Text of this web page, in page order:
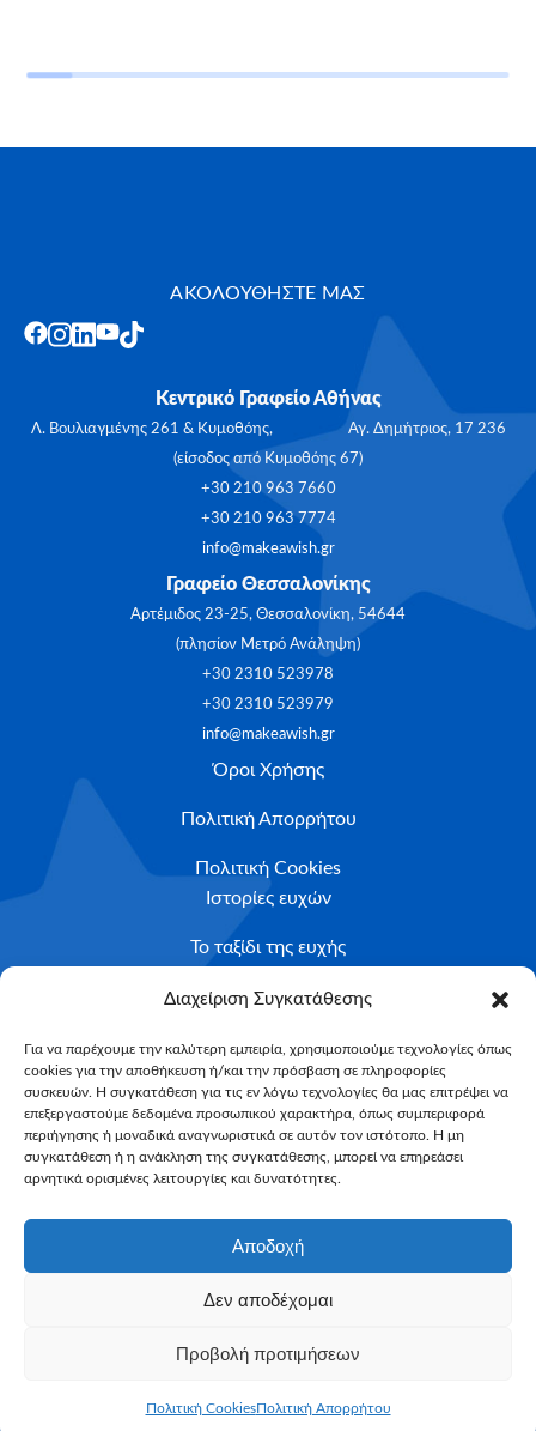
Διαχείριση Συγκατάθεσης
Για να παρέχουμε την καλύτερη εμπειρία, χρησιμοποιούμε τεχνολογίες όπως
cookies για την αποθήκευση ή/και την πρόσβαση σε πληροφορίες
συσκευών. Η συγκατάθεση για τις εν λόγω τεχνολογίες θα μας επιτρέψει να
επεξεργαστούμε δεδομένα προσωπικού χαρακτήρα, όπως συμπεριφορά
περιήγησης ή μοναδικά αναγνωριστικά σε αυτόν τον ιστότοπο. Η μη
συγκατάθεση ή η ανάκληση της συγκατάθεσης, μπορεί να επηρεάσει
αρνητικά ορισμένες λειτουργίες και δυνατότητες.
Αποδοχή
Δεν αποδέχομαι
Προβολή προτιμήσεων
Πολιτική CookiesΠολιτική Απορρήτου
ΑΚΟΛΟΥΘΗΣΤΕ ΜΑΣ
Κεντρικό Γραφείο Αθήνας
Λ. Βουλιαγμένης 261 & Κυμοθόης, Αγ. Δημήτριος, 17 236
(είσοδος από Κυμοθόης 67)
+30 210 963 7660
+30 210 963 7774
info@makeawish.gr
Γραφείο Θεσσαλονίκης
Αρτέμιδος 23-25, Θεσσαλονίκη, 54644
(πλησίον Μετρό Ανάληψη)
+30 2310 523978
+30 2310 523979
info@makeawish.gr
Όροι Χρήσης
Πολιτική Απορρήτου
Πολιτική Cookies
Ιστορίες ευχών
Το ταξίδι της ευχής
Κριτήρια Καταλληλότητας
Υποβολή Αιτήματος
NEWSLETTER
Email*
All Rights Reserved